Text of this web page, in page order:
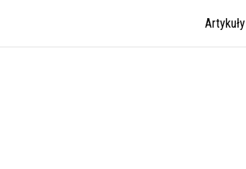
Artykuły